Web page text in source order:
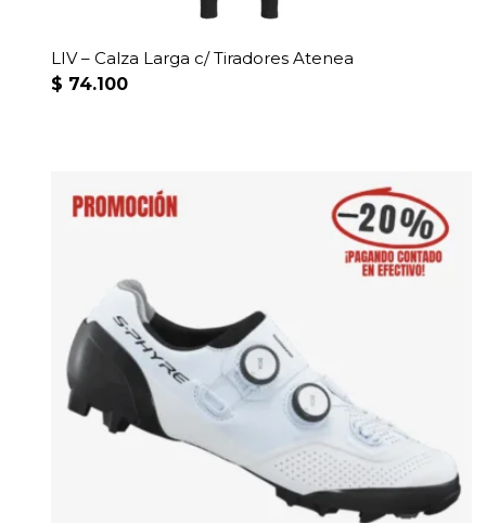
LIV – Calza Larga c/ Tiradores Atenea
$ 74.100
producto
variantes.
opciones
se
pueden